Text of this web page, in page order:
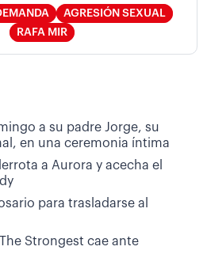
AGRESIÓN SEXUAL
RAFA MIR
a su padre Jorge, su
en una ceremonia íntima
a Aurora y acecha el
para trasladarse al
Strongest cae ante